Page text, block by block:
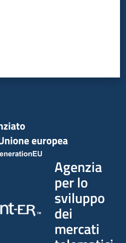
Agenzia
per lo
sviluppo
dei
mercati